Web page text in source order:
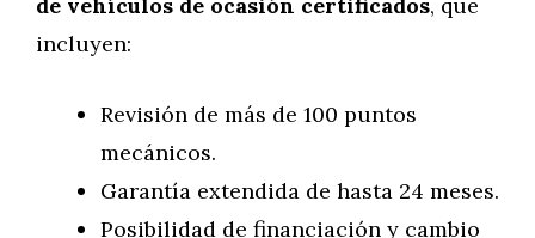
incluyen:
Revisión de más de 100 puntos
mecánicos.
Garantía extendida de hasta 24 meses.
Posibilidad de financiación y cambio